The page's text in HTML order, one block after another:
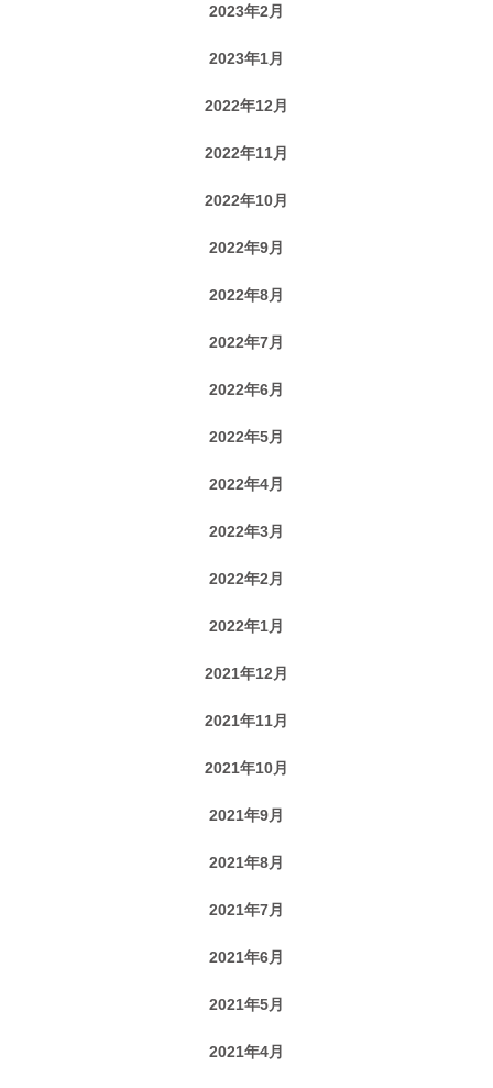
2023年2月
2023年1月
2022年12月
2022年11月
2022年10月
2022年9月
2022年8月
2022年7月
2022年6月
2022年5月
2022年4月
2022年3月
2022年2月
2022年1月
2021年12月
2021年11月
2021年10月
2021年9月
2021年8月
2021年7月
2021年6月
2021年5月
2021年4月